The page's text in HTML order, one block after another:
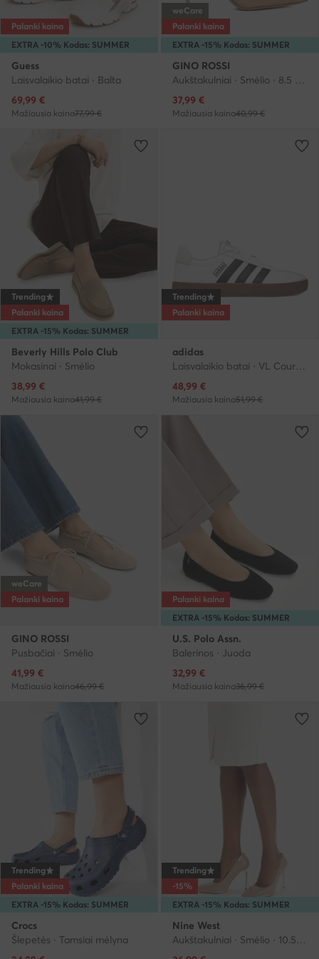
EXTRA -10% Kodas: SUMMER
Palanki kaina
Guess
Laisvalaikio batai · Balta
Dabartinė kaina
69,99 €
Mažiausia kaina77,99 €
EXTRA -15% Kodas: SUMMER
weCare
Palanki kaina
GINO ROSSI
Dabartinė kaina
37,99 €
Mažiausia kaina40,99 €
EXTRA -15% Kodas: SUMMER
Trending
Palanki kaina
Beverly Hills Polo Club
Mokasinai · Smėlio
Dabartinė kaina
38,99 €
Mažiausia kaina41,99 €
Trending
Palanki kaina
adidas
Laisvalaikio batai · VL Court · Balta
Dabartinė kaina
48,99 €
Mažiausia kaina51,99 €
weCare
Palanki kaina
GINO ROSSI
Pusbačiai · Smėlio
Dabartinė kaina
41,99 €
Mažiausia kaina46,99 €
EXTRA -15% Kodas: SUMMER
Palanki kaina
U.S. Polo Assn.
Balerinos · Juoda
Dabartinė kaina
32,99 €
Mažiausia kaina36,99 €
EXTRA -15% Kodas: SUMMER
Trending
Palanki kaina
Crocs
Šlepetės · Tamsiai mėlyna
EXTRA -15% Kodas: SUMMER
Trending
-15%
Nine West
Aukštakulniai · Smėlio · 10.5 cm